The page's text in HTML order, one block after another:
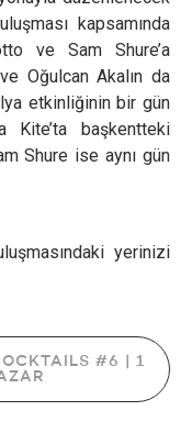
kapsamında
ve Sam Shure’a
Oğulcan Akalın da
etkinliğinin bir gün
Kite’ta başkentteki
Shure ise aynı gün
yerinizi
#6 | 1